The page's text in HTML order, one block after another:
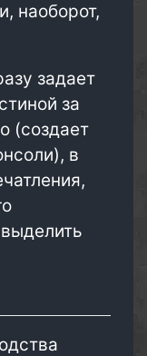
наоборот,
задает
за
(создает
в